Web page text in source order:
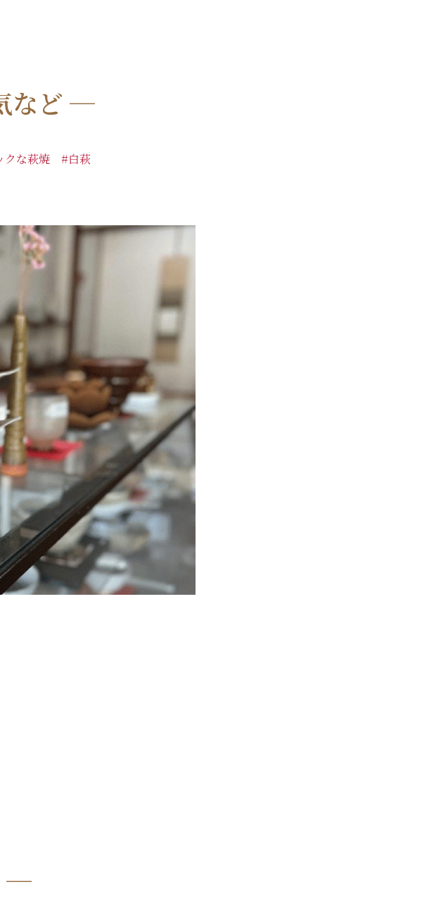
など ─
な萩焼 #白萩
─